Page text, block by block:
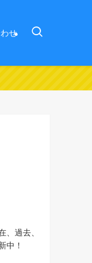
せ
、過去、
中！